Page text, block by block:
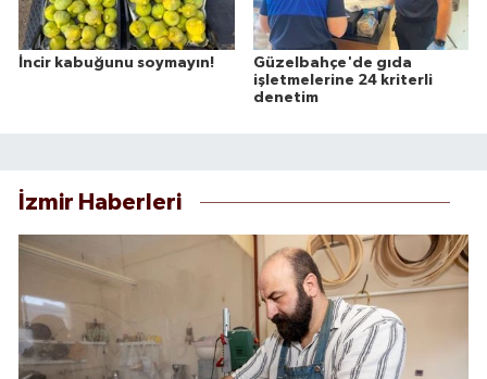
İncir kabuğunu soymayın!
Güzelbahçe'de gıda
işletmelerine 24 kriterli
denetim
İzmir Haberleri